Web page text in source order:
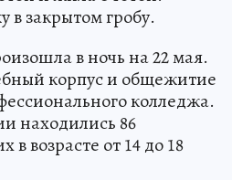
закрытом гробу.
в ночь на 22 мая.
корпус и общежитие
колледжа.
находились 86
возрасте от 14 до 18